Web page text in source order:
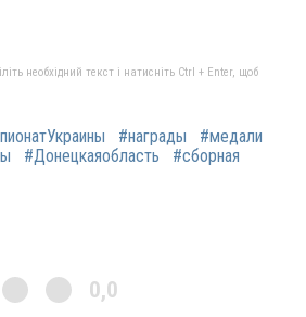
необхідний текст і натисніть Ctrl + Enter, щоб
#награды
#медали
#Донецкаяобласть #сборная
0,0